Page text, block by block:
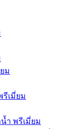
ม
เมี่ยม
ำ พรีเมี่ยม